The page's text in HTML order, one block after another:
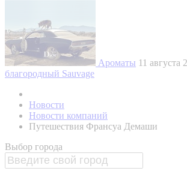
Ароматы 11 августа
благородный Sauvage
Новости
Новости компаний
Путешествия Франсуа Демаши
Выбор города